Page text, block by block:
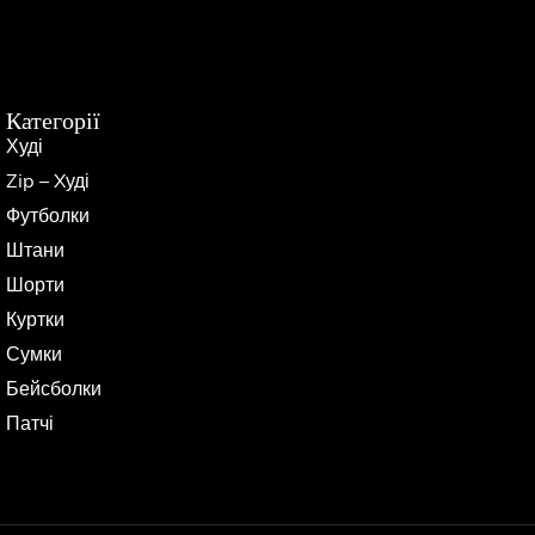
Категорії
Худі
Zip – Xуді
Футболки
Штани
Шорти
Куртки
Сумки
Бейсболки
Патчі